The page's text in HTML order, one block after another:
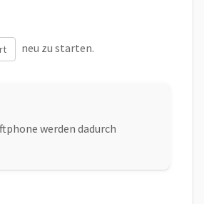
neu zu starten.
werden dadurch